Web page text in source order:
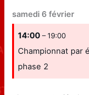
samedi 6 février
14:00– 19:00
Championnat par
phase 2